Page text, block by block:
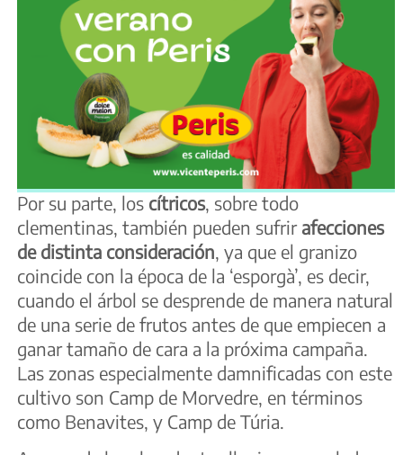
Por su parte, los cítricos, sobre todo
clementinas, también pueden sufrir afecciones
de distinta consideración , ya que el granizo
coincide con la época de la ‘esporgà’, es decir,
cuando el árbol se desprende de manera natural
de una serie de frutos antes de que empiecen a
ganar tamaño de cara a la próxima campaña.
Las zonas especialmente damnificadas con este
cultivo son Camp de Morvedre, en términos
como Benavites, y Camp de Túria.